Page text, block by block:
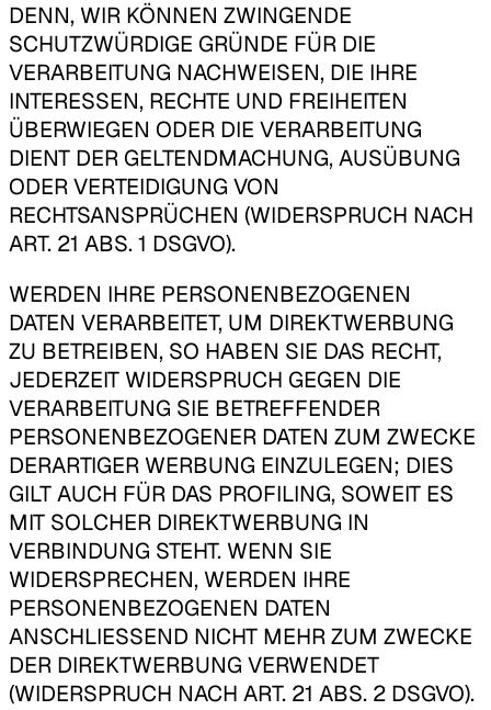
DENN, WIR KÖNNEN ZWINGENDE
SCHUTZWÜRDIGE GRÜNDE FÜR DIE
VERARBEITUNG NACHWEISEN, DIE IHRE
INTERESSEN, RECHTE UND FREIHEITEN
ÜBERWIEGEN ODER DIE VERARBEITUNG
DIENT DER GELTENDMACHUNG, AUSÜBUNG
ODER VERTEIDIGUNG VON
RECHTSANSPRÜCHEN (WIDERSPRUCH NACH
ART. 21 ABS. 1 DSGVO).
WERDEN IHRE PERSONENBEZOGENEN
DATEN VERARBEITET, UM DIREKTWERBUNG
ZU BETREIBEN, SO HABEN SIE DAS RECHT,
JEDERZEIT WIDERSPRUCH GEGEN DIE
VERARBEITUNG SIE BETREFFENDER
PERSONENBEZOGENER DATEN ZUM ZWECKE
DERARTIGER WERBUNG EINZULEGEN; DIES
GILT AUCH FÜR DAS PROFILING, SOWEIT ES
MIT SOLCHER DIREKTWERBUNG IN
VERBINDUNG STEHT. WENN SIE
WIDERSPRECHEN, WERDEN IHRE
PERSONENBEZOGENEN DATEN
ANSCHLIESSEND NICHT MEHR ZUM ZWECKE
DER DIREKTWERBUNG VERWENDET
(WIDERSPRUCH NACH ART. 21 ABS. 2 DSGVO).